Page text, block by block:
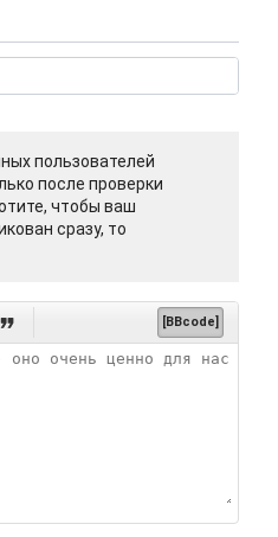
пользователей
после проверки
чтобы ваш
сразу, то
 [BBcode]